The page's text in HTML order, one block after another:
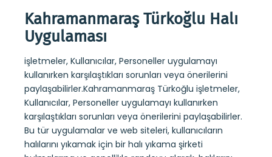
Kahramanmaraş Türkoğlu Halı
Uygulaması
işletmeler, Kullanıcılar, Personeller uygulamayı
kullanırken karşılaştıkları sorunları veya önerilerini
paylaşabilirler.Kahramanmaraş Türkoğlu işletmeler,
Kullanıcılar, Personeller uygulamayı kullanırken
karşılaştıkları sorunları veya önerilerini paylaşabilirler.
Bu tür uygulamalar ve web siteleri, kullanıcıların
halılarını yıkamak için bir halı yıkama şirketi